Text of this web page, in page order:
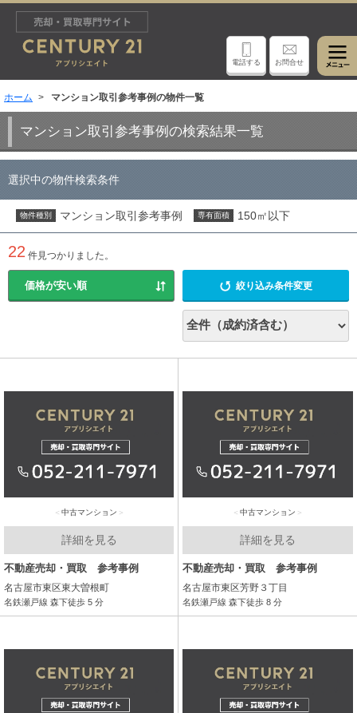
電話する お問合せ
ホーム マンション取引参考事例の物件一覧
マンション取引参考事例の検索結果一覧
選択中の物件検索条件
物件種別 マンション取引参考事例 専有面積 150㎡以下
22 件見つかりました。
絞り込み条件変更
中古マンション
詳細を見る
不動産売却・買取 参考事例
名古屋市東区東大曽根町
名鉄瀬戸線 森下徒歩 5 分
中古マンション
詳細を見る
不動産売却・買取 参考事例
名古屋市東区芳野３丁目
名鉄瀬戸線 森下徒歩 8 分